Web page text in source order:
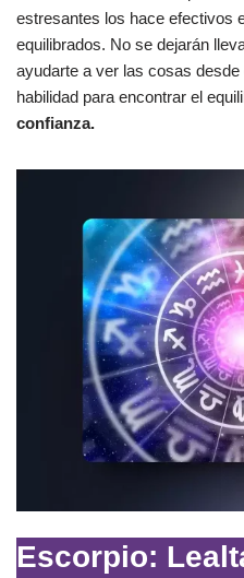
estresantes los hace efectivos
equilibrados. No se dejarán
ayudarte a ver las cosas
habilidad para encontrar el
confianza.
Escorpio: